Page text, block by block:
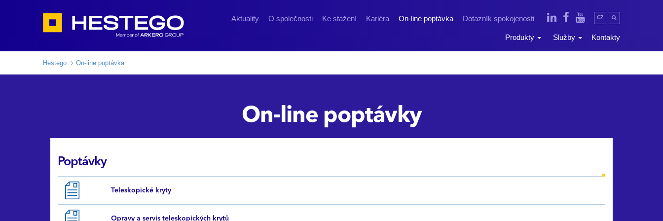
Aktuality O společnosti Ke stažení Kariéra On-line poptávka Dotazník spokojenosti CZ
Produkty Služby Kontakty
Hestego On-line poptávka
On-line poptávky
Poptávky
Teleskopické kryty
Opravy a servis teleskopických krytů